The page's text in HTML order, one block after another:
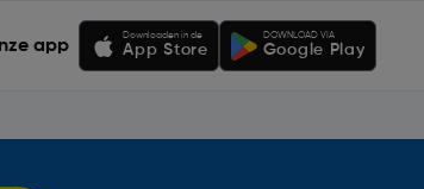
app
Downloaden in de
App Store
DOWNLOAD VIA
Google Play